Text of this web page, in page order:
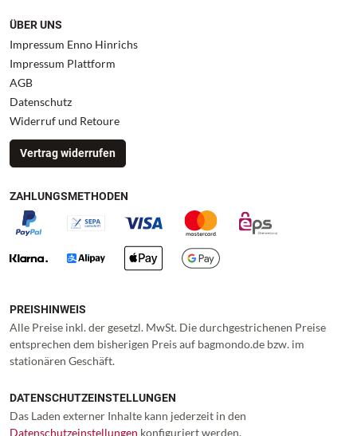
ÜBER UNS
Impressum Enno Hinrichs
Impressum Plattform
AGB
Datenschutz
Widerruf und Retoure
Vertrag widerrufen
ZAHLUNGSMETHODEN
PREISHINWEIS
Alle Preise inkl. der gesetzl. MwSt. Die durchgestrichenen Preise
entsprechen dem bisherigen Preis auf bagmondo.de bzw. im
stationären Geschäft.
DATENSCHUTZEINSTELLUNGEN
Das Laden externer Inhalte kann jederzeit in den
Datenschutzeinstellungen konfiguriert werden.